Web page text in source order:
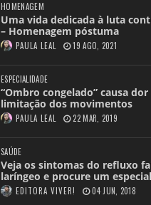
HOMENAGEM
Uma vida dedicada à luta
– Homenagem póstuma
PAULA LEAL 19 AGO, 2021
ESPECIALIDADE
“Ombro congelado” causa
limitação dos movimentos
PAULA LEAL 22 MAR, 2019
SAÚDE
Veja os sintomas do refluxo
laríngeo e procure um
EDITORA VIVER! 04 JUN, 2018